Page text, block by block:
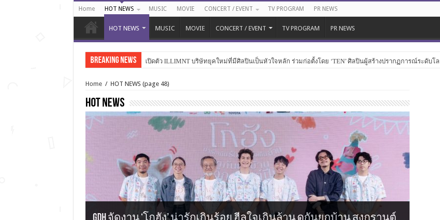
Home HOT NEWS MUSIC MOVIE CONCERT / EVENT TV PROGRAM PR NEWS
HOT NEWS MUSIC MOVIE CONCERT / EVENT TV PROGRAM PR NEWS
Breaking News เปิดตัว ILLIMNT บริษัทยุคใหม่ที่มีศิลปินเป็นหัวใจหลัก ร่วมก่อตั้งโดย ‘TEN’ ศิลปินผู้สร้างปรากฏการณ์ระดับโ
Home / HOT NEWS (page 48)
HOT NEWS